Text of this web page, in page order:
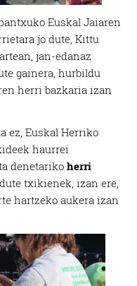
Euskal Jaiaren
jo dute, Kittu
jan-edanaz
gainera, hurbildu
herri bazkaria izan
ez, Euskal Herriko
haurrei
denetarikoherri
txikienek, izan ere,
hartzeko aukera izan